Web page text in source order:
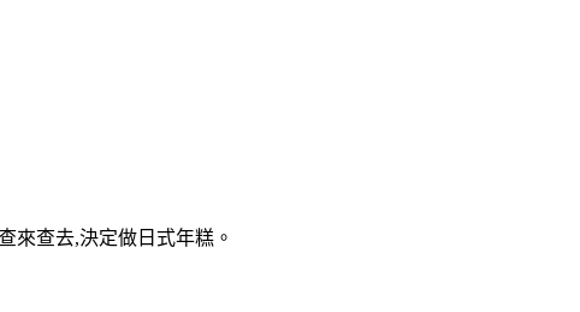
來查去,決定做日式年糕。